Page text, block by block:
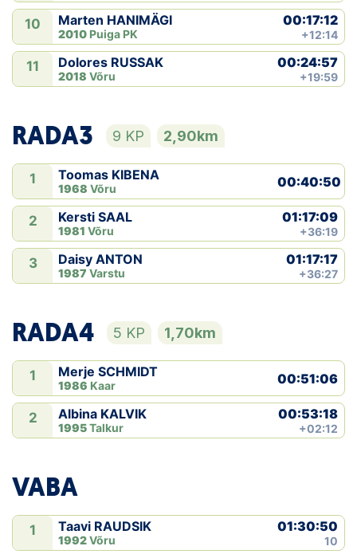
10 Marten HANIMÄGI
2010 Puiga PK
00:17:12
+12:14
11 Dolores RUSSAK
2018 Võru
00:24:57
+19:59
RADA3 9 KP 2,90km
1 Toomas KIBENA
1968 Võru 00:40:50
2 Kersti SAAL
1981 Võru
01:17:09
+36:19
3 Daisy ANTON
1987 Varstu
01:17:17
+36:27
RADA4 5 KP 1,70km
1 Merje SCHMIDT
1986 Kaar 00:51:06
2 Albina KALVIK
1995Talkur
00:53:18
+02:12
VABA
1 Taavi RAUDSIK
1992Võru
01:30:50
10